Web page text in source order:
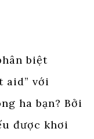
biệt
aid” với
ha bạn? Bởi
được khơi